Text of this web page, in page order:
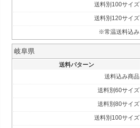
送料別100サイズ
送料別120サイズ
※常温送料込み
岐阜県
送料パターン
送料込み商品
送料別60サイズ
送料別80サイズ
送料別100サイズ